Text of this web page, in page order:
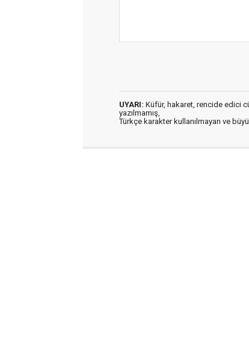
UYARI: Küfür, hakaret, rencide edici
yazılmamış,
Türkçe karakter kullanılmayan ve